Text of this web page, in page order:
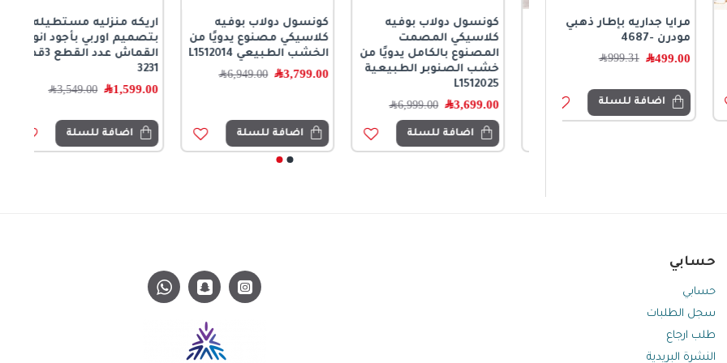
مرايا جداريه بإطار ذهبي
مودرن -4687
499.00﷼ 999.31﷼
اضافة للسلة
كونسول جداري فاخر
لمسة فنية دافئة لبيتك
7549
كونسول دولاب بوفيه
كلاسيكي المصمت
المصنوع بالكامل يدويًا من
خشب الصنوبر الطبيعية
L1512025
3,699.00﷼ 6,999.00﷼
اضافة للسلة
كونسول دولاب بوفيه
كلاسيكي مصنوع يدويًا من
الخشب الطبيعي L1512014
3,799.00﷼ 6,949.00﷼
اضافة للسلة
اريكه منزليه مستطيله
بتصميم اوربي بأجود انواع
القماش عدد القطع 3قطع
1,599.00﷼ 3,549.00﷼
اضافة للسلة
حسابي
حسابي
سجل الطلبات
طلب ارجاع
النشرة البريدية